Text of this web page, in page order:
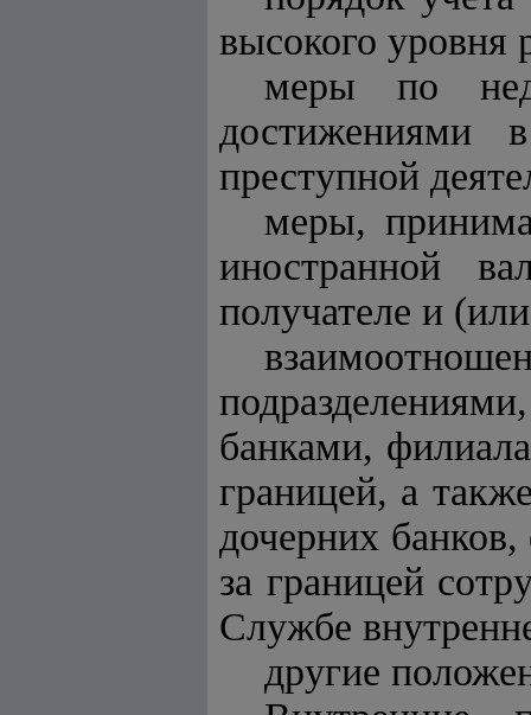
высокого уровня
меры по
достижениями
преступной
меры,
иностранной
получателе и
банками,
границей, а
дочерних
за границей
Службе
другие